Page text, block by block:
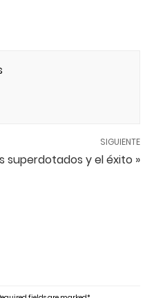
SIGUIENTE
superdotados y el éxito »